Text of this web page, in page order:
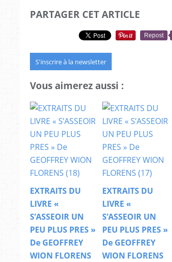
PARTAGER CET ARTICLE
Repost
S'inscrire à la newsletter
Vous aimerez aussi :
EXTRAITS DU
LIVRE «
S’ASSEOIR UN
PEU PLUS PRES »
De GEOFFREY
WION FLORENS
EXTRAITS DU
LIVRE «
S’ASSEOIR UN
PEU PLUS PRES »
De GEOFFREY
WION FLORENS